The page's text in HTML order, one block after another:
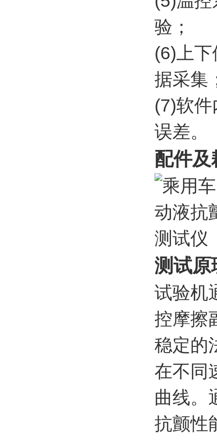
验；
(6)上
据采集
(7)软
误差。
配件及
测试原
试验机
控摩擦
稳定的
在不同
曲线。
抗颤性